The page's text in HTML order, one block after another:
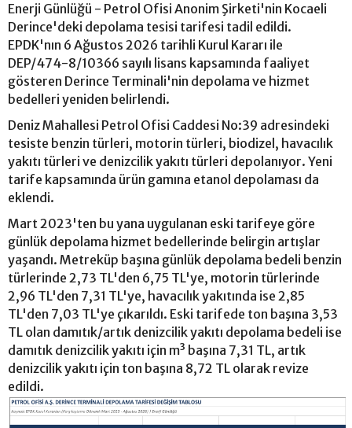
Enerji Günlüğü - Petrol Ofisi Anonim Şirketi'nin Kocaeli
Derince'deki depolama tesisi tarifesi tadil edildi.
EPDK'nın 6 Ağustos 2026 tarihli Kurul Kararı ile
DEP/474-8/10366 sayılı lisans kapsamında faaliyet
gösteren Derince Terminali'nin depolama ve hizmet
bedelleri yeniden belirlendi.
Deniz Mahallesi Petrol Ofisi Caddesi No:39 adresindeki
tesiste benzin türleri, motorin türleri, biodizel, havacılık
yakıtı türleri ve denizcilik yakıtı türleri depolanıyor. Yeni
tarife kapsamında ürün gamına etanol depolaması da
eklendi.
Mart 2023'ten bu yana uygulanan eski tarifeye göre
günlük depolama hizmet bedellerinde belirgin artışlar
yaşandı. Metreküp başına günlük depolama bedeli benzin
türlerinde 2,73 TL'den 6,75 TL'ye, motorin türlerinde
2,96 TL'den 7,31 TL'ye, havacılık yakıtında ise 2,85
TL'den 7,03 TL'ye çıkarıldı. Eski tarifede ton başına 3,53
TL olan damıtık/artık denizcilik yakıtı depolama bedeli ise
damıtık denizcilik yakıtı için m³ başına 7,31 TL, artık
denizcilik yakıtı için ton başına 8,72 TL olarak revize
edildi.